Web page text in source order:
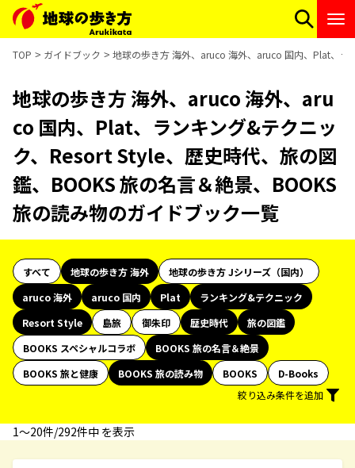
TOP ガイドブック 地球の歩き方 海外、aruco 海外、aruco 国内、Plat、ラ
地球の歩き方 海外、aruco 海外、aru
co 国内、Plat、ランキング&テクニッ
ク、Resort Style、歴史時代、旅の図
鑑、BOOKS 旅の名言＆絶景、BOOKS
旅の読み物のガイドブック一覧
すべて 地球の歩き方 海外
地球の歩き方 Jシリーズ（国内）
aruco 海外
aruco 国内 Plat
ランキング&テクニック
Resort Style
島旅 御朱印 歴史時代
旅の図鑑
BOOKS スペシャルコラボ
BOOKS 旅の名言＆絶景
BOOKS 旅と健康
BOOKS 旅の読み物 BOOKS
D-Books
絞り込み条件を追加
1〜20件/292件中 を表示